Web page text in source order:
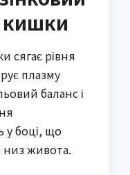
кишки
сягає рівня
плазму
баланс і
у боці, що
низ живота.